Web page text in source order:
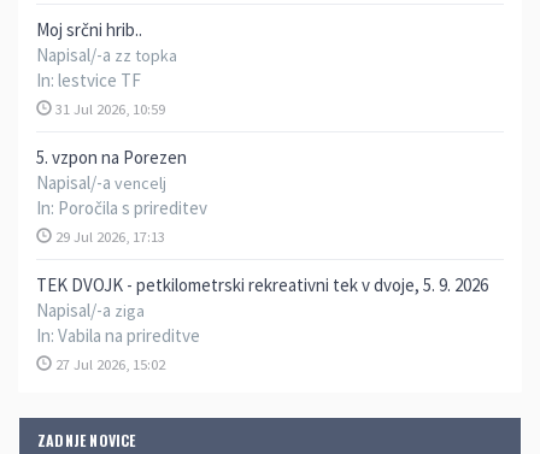
Moj srčni hrib..
Napisal/-a zz topka
In: lestvice TF
31 Jul 2026, 10:59
5. vzpon na Porezen
Napisal/-a vencelj
In: Poročila s prireditev
29 Jul 2026, 17:13
TEK DVOJK - petkilometrski rekreativni tek v dvoje, 5. 9. 2026
Napisal/-a ziga
In: Vabila na prireditve
27 Jul 2026, 15:02
ZADNJE NOVICE